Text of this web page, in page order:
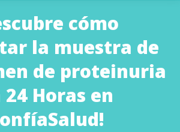
cómo
la muestra de
de proteinuria
24 Horas en